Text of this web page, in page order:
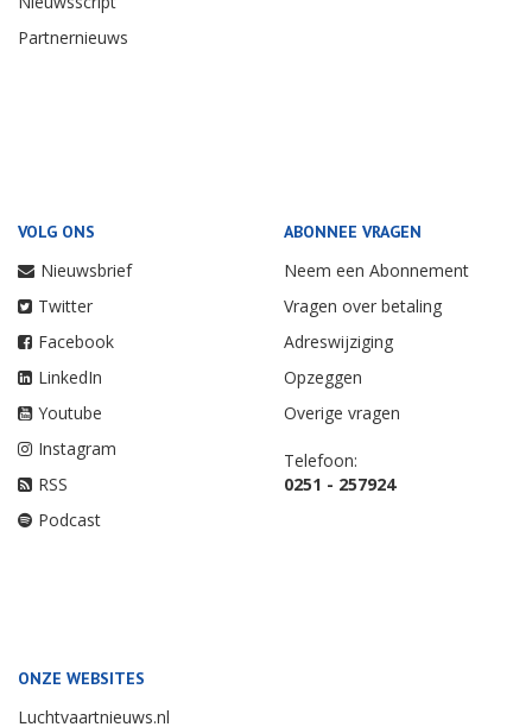
Partnernieuws
VOLG ONS
Nieuwsbrief
Twitter
Facebook
LinkedIn
Youtube
Instagram
RSS
Podcast
ABONNEE VRAGEN
Neem een Abonnement
Vragen over betaling
Adreswijziging
Opzeggen
Overige vragen
Telefoon:
0251 - 257924
ONZE WEBSITES
Luchtvaartnieuws.nl